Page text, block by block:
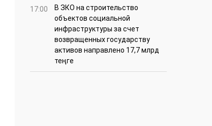
17:00
В ЗКО на строительство
объектов социальной
инфраструктуры за счет
возвращенных государству
активов направлено 17,7 млрд
теңге